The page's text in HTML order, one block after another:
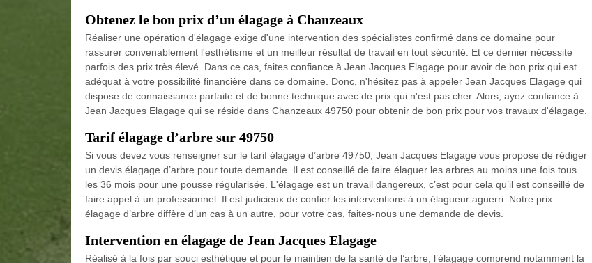
Obtenez le bon prix d’un élagage à Chanzeaux
Réaliser une opération d'élagage exige d'une intervention des spécialistes confirmé dans ce domaine pour
rassurer convenablement l'esthétisme et un meilleur résultat de travail en tout sécurité. Et ce dernier nécessite
parfois des prix très élevé. Dans ce cas, faites confiance à Jean Jacques Elagage pour avoir de bon prix qui est
adéquat à votre possibilité financière dans ce domaine. Donc, n'hésitez pas à appeler Jean Jacques Elagage qui
dispose de connaissance parfaite et de bonne technique avec de prix qui n'est pas cher. Alors, ayez confiance à
Jean Jacques Elagage qui se réside dans Chanzeaux 49750 pour obtenir de bon prix pour vos travaux d'élagage.
Tarif élagage d’arbre sur 49750
Si vous devez vous renseigner sur le tarif élagage d’arbre 49750, Jean Jacques Elagage vous propose de rédiger
un devis élagage d’arbre pour toute demande. Il est conseillé de faire élaguer les arbres au moins une fois tous
les 36 mois pour une pousse régularisée. L'élagage est un travail dangereux, c’est pour cela qu’il est conseillé de
faire appel à un professionnel. Il est judicieux de confier les interventions à un élagueur aguerri. Notre prix
élagage d’arbre diffère d’un cas à un autre, pour votre cas, faites-nous une demande de devis.
Intervention en élagage de Jean Jacques Elagage
Réalisé à la fois par souci esthétique et pour le maintien de la santé de l’arbre, l’élagage comprend notamment la